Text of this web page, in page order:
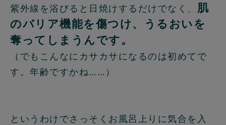
紫外線を浴びると日焼けするだけでなく、
肌
のバリア機能を傷つけ、うるおいを
奪ってしまうんです。
（でもこんなにカサカサになるのは初めてで
す。年齢ですかね……）
というわけでさっそくお風呂上りに気合を入